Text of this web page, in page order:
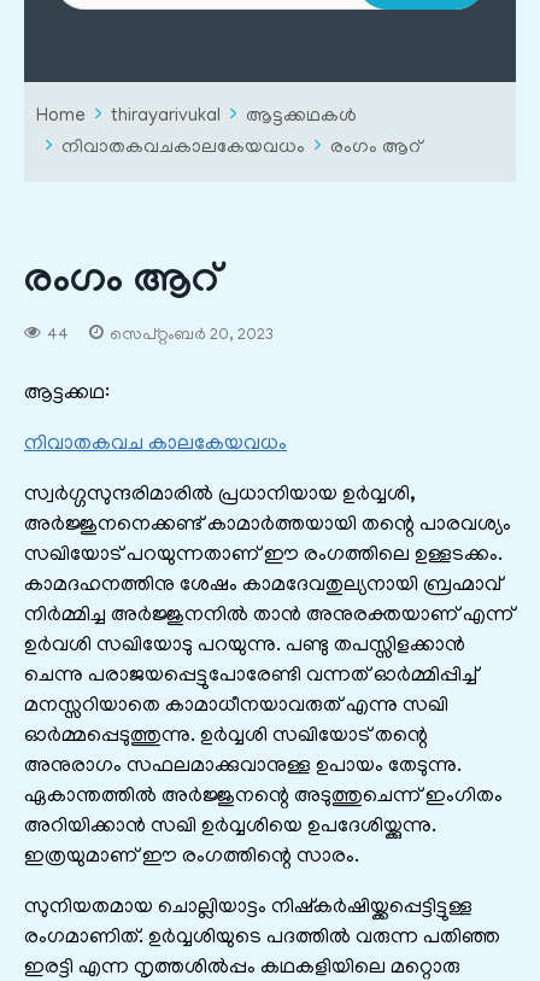
Home thirayarivukal
ആട്ടക്കഥകൾ
നിവാതകവചകാലകേയവധം
രംഗം ആറ്
രംഗം ആറ്
44 സെപ്റ്റംബർ 20, 2023
ആട്ടക്കഥ:
നിവാതകവച കാലകേയവധം
സ്വർഗ്ഗസുന്ദരിമാരിൽ പ്രധാനിയായ ഉർവ്വശി,
അർജ്ജുനനെക്കണ്ട് കാമാർത്തയായി തന്റെ പാരവശ്യം
സഖിയോട് പറയുന്നതാണ് ഈ രംഗത്തിലെ ഉള്ളടക്കം.
കാമദഹനത്തിനു ശേഷം കാമദേവതുല്യനായി ബ്രഹ്മാവ്
നിർമ്മിച്ച അർജ്ജുനനിൽ താൻ അനുരക്തയാണ് എന്ന്
ഉർവശി സഖിയോടു പറയുന്നു. പണ്ടു തപസ്സിളക്കാൻ
ചെന്നു പരാജയപ്പെട്ടുപോരേണ്ടി വന്നത് ഓർമ്മിപ്പിച്ച്
മനസ്സറിയാതെ കാമാധീനയാവരുത് എന്നു സഖി
ഓർമ്മപ്പെടുത്തുന്നു. ഉർവ്വശി സഖിയോട് തന്റെ
അനുരാഗം സഫലമാക്കുവാനുള്ള ഉപായം തേടുന്നു.
ഏകാന്തത്തിൽ അർജ്ജുനന്റെ അടുത്തുചെന്ന് ഇംഗിതം
അറിയിക്കാൻ സഖി ഉർവ്വശിയെ ഉപദേശിയ്ക്കുന്നു.
ഇത്രയുമാണ് ഈ രംഗത്തിന്റെ സാരം.
സുനിയതമായ ചൊല്ലിയാട്ടം നിഷ്കർഷിയ്ക്കപ്പെട്ടിട്ടുള്ള
രംഗമാണിത്. ഉർവ്വശിയുടെ പദത്തിൽ വരുന്ന പതിഞ്ഞ
ഇരട്ടി എന്ന നൃത്തശിൽപ്പം കഥകളിയിലെ മറ്റൊരു